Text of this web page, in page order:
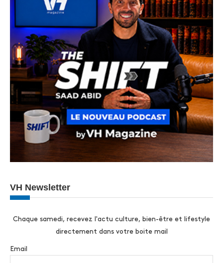
VH Newsletter
Chaque samedi, recevez l'actu culture, bien-être et lifestyle
directement dans votre boite mail
Email